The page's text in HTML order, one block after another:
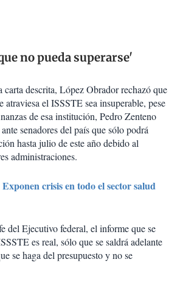
no pueda superarse'
carta descrita, López Obrador rechazó que
atraviesa el ISSSTE sea insuperable, pese
de esa institución, Pedro Zenteno
senadores del país que sólo podrá
hasta julio de este año debido al
administraciones.
Exponen crisis en todo el sector salud
del Ejecutivo federal, el informe que se
es real, sólo que se saldrá adelante
se haga del presupuesto y no se